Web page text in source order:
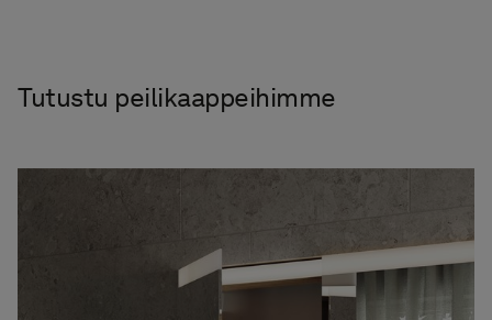
Tutustu peilikaappeihimme